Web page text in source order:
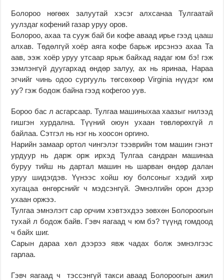
Болороо нөгөөх залуутай хэсэг алхсанаа Тулгаатай
уулздаг кофений газар уруу оров.
Болороо, ахаа та сууж бай би кофе аваад ирье гээд цааш
алхав. Төдөлгүй хоёр аяга кофе барьж ирсэнээ ахаа Та
аав, ээж хоёр уруу утсаар ярьж байхад яадаг юм бэ! гэж
зэмлэнгүй дуугархад өндөр залуу, ах нь яринаа, Нараа
эгчийг чинь одоо сургууль төгсөхөөр Virginia нүүдэг юм
уу? гэж бодож байна гээд кофегоо уув.
Бороо бас л асгарсаар. Тулгаа машиныхаа хаазыг нилээд
гишгэн хурдална. Түүний оюун ухаан төвлөрөхгүй л
байлаа. Сэтгэл нь нэг нь хоосон оргино.
Нарийн замаар ортол чингэлэг тээврийн том машин гэнэт
урдуур нь дарж орж ирхэд Тулгаа сандран машинаа
буруу тийш нь дартал машин нь шарван өндөр далан
уруу шидэгдэв. Үүнээс хойш юу болсоныг хэдий хир
хугацаа өнгөрснийг ч мэдсэнгүй. Эмнэлгийн орон дээр
ухаан оржээ.
Тулгаа эмнэлэгт сар орчим хэвтэхдээ зөвхөн Болороогын
тухай л бодож байв. Гэвч яагаад ч юм бэ? түүнд гомдоод
ч байх шиг.
Сарын дараа хөл дээрээ явж чадах болж эмнэлгээс
гарлаа.
Гэвч яагаад ч тэссэнгүй такси аваад Болороогын ажил